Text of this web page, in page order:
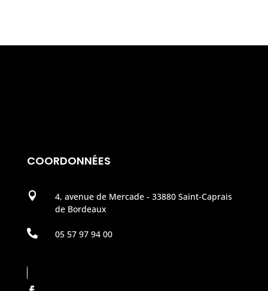
COORDONNÉES

4, avenue de Mercade - 33880 Saint-Caprais
de Bordeaux
 05 57 97 94 00